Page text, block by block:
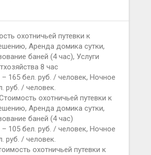
охотничьей путевки к
Аренда домика сутки,
баней (4 час), Услуги
8 час
165 бел. руб. / человек, Ночное
руб. / человек.
охотничьей путевки к
Аренда домика сутки,
баней (4 час)
105 бел. руб. / человек, Ночное
руб. / человек.
охотничьей путевки к